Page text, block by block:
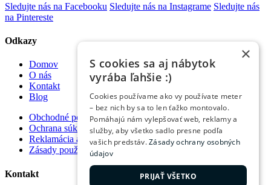
Sledujte nás na Facebooku Sledujte nás na Instagrame Sledujte nás
na Pintereste
Odkazy
Domov
O nás
Kontakt
Blog
Obchodné podmienky
Ochrana súkromia
Reklamácia a vrátenie tovaru
Zásady používania súborov cookie
Kontakt
×
S cookies sa aj nábytok
vyrába ľahšie :)
Cookies používame ako vy používate meter
– bez nich by sa to len ťažko montovalo.
Pomáhajú nám vylepšovať web, reklamy a
služby, aby všetko sadlo presne podľa
vašich predstáv.Zásady ochrany osobných
údajov
PRIJAŤ VŠETKO